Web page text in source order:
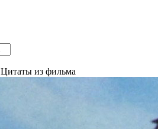
Цитаты из фильма